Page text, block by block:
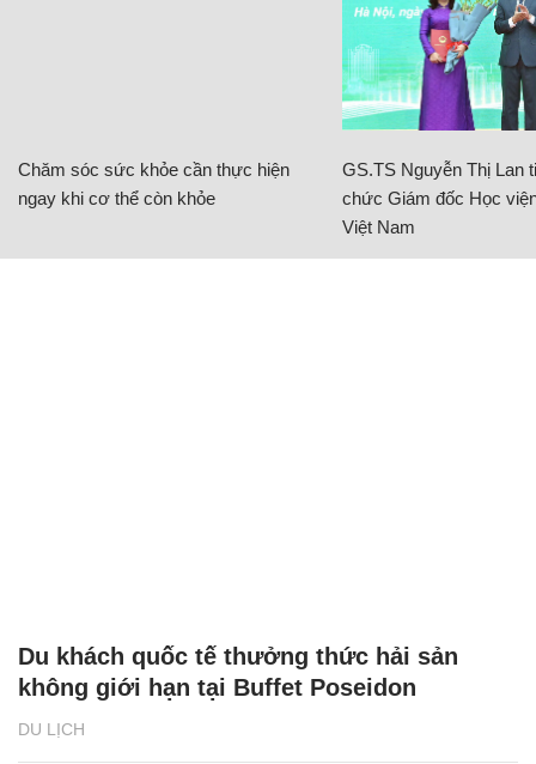
Chăm sóc sức khỏe cần thực hiện
ngay khi cơ thể còn khỏe
GS.TS Nguyễn Thị Lan
chức Giám đốc Học
Việt Nam
DU LỊCH
Du khách quốc tế thưởng thức hải sản
không giới hạn tại Buffet Poseidon